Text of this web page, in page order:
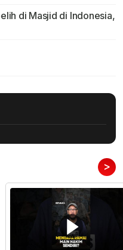
di Masjid di Indonesia,
>